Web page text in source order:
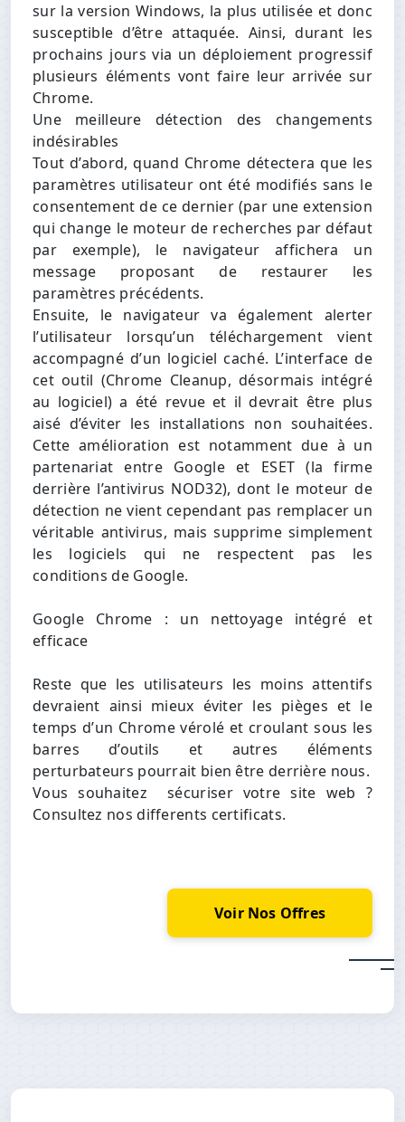
sur la version Windows, la plus utilisée et donc
susceptible d’être attaquée. Ainsi, durant les
prochains jours via un déploiement progressif
plusieurs éléments vont faire leur arrivée sur
Chrome.
Une meilleure détection des changements
indésirables
Tout d’abord, quand Chrome détectera que les
paramètres utilisateur ont été modifiés sans le
consentement de ce dernier (par une extension
qui change le moteur de recherches par défaut
par exemple), le navigateur affichera un
message proposant de restaurer les
paramètres précédents.
Ensuite, le navigateur va également alerter
l’utilisateur lorsqu’un téléchargement vient
accompagné d’un logiciel caché. L’interface de
cet outil (Chrome Cleanup, désormais intégré
au logiciel) a été revue et il devrait être plus
aisé d’éviter les installations non souhaitées.
Cette amélioration est notamment due à un
partenariat entre Google et ESET (la firme
derrière l’antivirus NOD32), dont le moteur de
détection ne vient cependant pas remplacer un
véritable antivirus, mais supprime simplement
les logiciels qui ne respectent pas les
conditions de Google.
Google Chrome : un nettoyage intégré et
efficace
Reste que les utilisateurs les moins attentifs
devraient ainsi mieux éviter les pièges et le
temps d’un Chrome vérolé et croulant sous les
barres d’outils et autres éléments
perturbateurs pourrait bien être derrière nous.
Vous souhaitez sécuriser votre site web ?
Consultez nos differents certificats.
Voir Nos Offres